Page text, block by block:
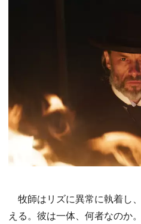
牧師はリズに異常に執着し
える。彼は一体、何者なのか